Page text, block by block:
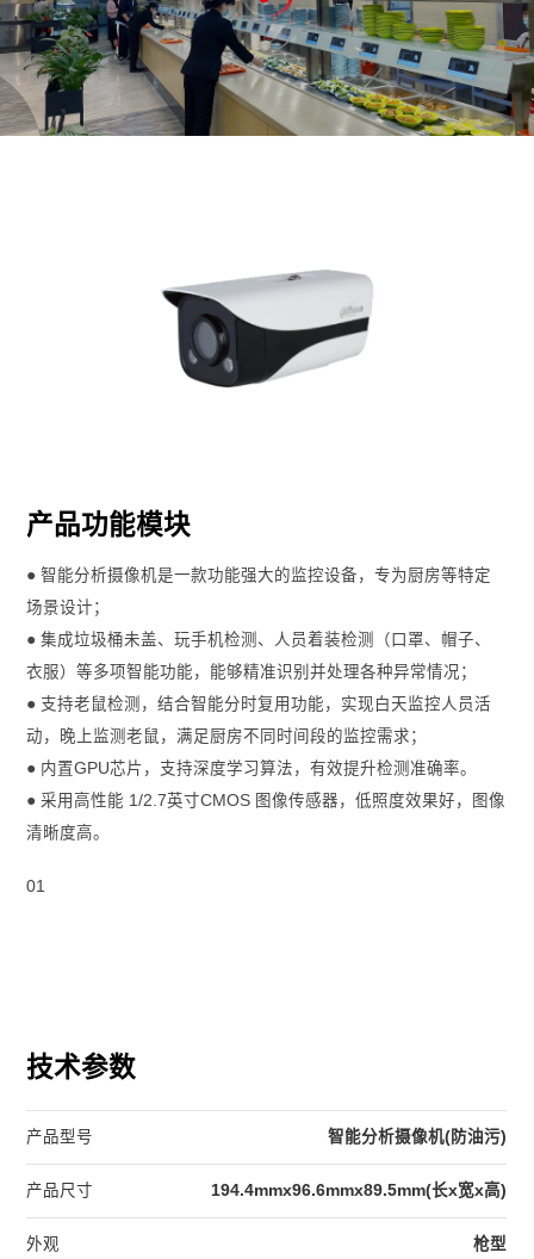
产品功能模块
● 智能分析摄像机是一款功能强大的监控设备，专为厨房等特定
场景设计；
● 集成垃圾桶未盖、玩手机检测、人员着装检测（口罩、帽子、
衣服）等多项智能功能，能够精准识别并处理各种异常情况；
● 支持老鼠检测，结合智能分时复用功能，实现白天监控人员活
动，晚上监测老鼠，满足厨房不同时间段的监控需求；
● 内置GPU芯片，支持深度学习算法，有效提升检测准确率。
● 采用高性能 1/2.7英寸CMOS 图像传感器，低照度效果好，图像
清晰度高。
01
技术参数
产品型号 智能分析摄像机(防油污)
产品尺寸 194.4mmx96.6mmx89.5mm(长x宽x高)
外观 枪型